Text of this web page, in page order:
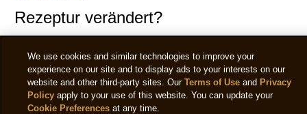
Rezeptur verändert?
verschlimmbessert?
Mona Verifizierter Benutzer
07/06/2025
We use cookies and similar technologies to improve your
experience on our site and to display ads to your interests on our
website and other third-party sites. OurTerms of Use and Privacy
Policy apply to your use of this website. You can update your
Cookie Preferences at any time.